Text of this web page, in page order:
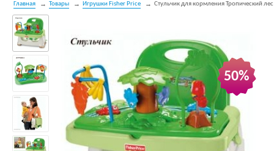
Главная Товары Игрушки Fisher Price Стульчик для кормления Тропический
50%